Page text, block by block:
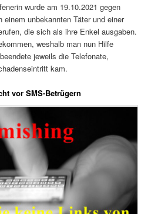
wurde am 19.10.2021 gegen
einem unbekannten Täter und einer
die sich als ihre Enkel ausgaben.
weshalb man nun Hilfe
jeweils die Telefonate,
kam.
vor SMS-Betrügern